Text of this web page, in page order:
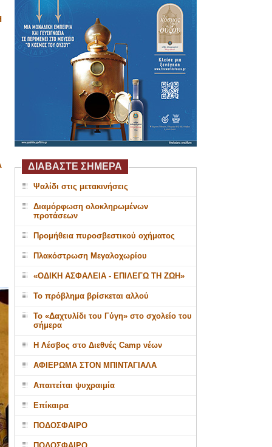
ΔΙΑΒΑΣΤΕ ΣΗΜΕΡΑ
Ψαλίδι στις μετακινήσεις
Διαμόρφωση ολοκληρωμένων
προτάσεων
Προμήθεια πυροσβεστικού οχήματος
Πλακόστρωση Μεγαλοχωρίου
«ΟΔΙΚΗ ΑΣΦΑΛΕΙΑ - ΕΠΙΛΕΓΩ ΤΗ ΖΩΗ»
Το πρόβλημα βρίσκεται αλλού
Το «Δαχτυλίδι του Γύγη» στο σχολείο του
σήμερα
Η Λέσβος στο Διεθνές Camp νέων
ΑΦΙΕΡΩΜΑ ΣΤΟΝ ΜΠΙΝΤΑΓΙΑΛΑ
Απαιτείται ψυχραιμία
Επίκαιρα
ΠΟΔΟΣΦΑΙΡΟ